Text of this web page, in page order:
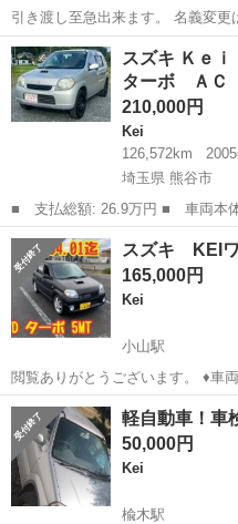
引き渡し至急出来ます。 名義変
円で引き受けます。 現車確認何時
栃木 宇都宮市 岡本駅
スズキ Ｋｅ
ターボ Ａ
210,000円
Kei
126,572km
埼玉県 熊谷市
■ 支払総額: 26.9万円 ■ 車両本体価格： 210,000 円 ■ メーカー
名： スズキ ■ 車種名： Ｋｅ
速マニュアル車 ターボ Ａ
ド...
埼玉 熊谷市 Kei
スズキ KEI
165,000円
Kei
小山駅
閲覧ありがとうございます。 ♦️車両情報♦️ メーカー スズキ 車
名 KEIワークス 年
離 161993km 多少増
栃木 小山市 小山駅
軽自動車！車
50,000円
Kei
楡木駅